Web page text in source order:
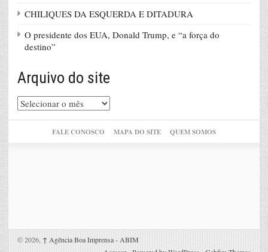
CHILIQUES DA ESQUERDA E DITADURA
O presidente dos EUA, Donald Trump, e “a força do
destino”
Arquivo do site
Arquivo
do
FALE CONOSCO MAPA DO SITE QUEM SOMOS
© 2026, ↑ Agência Boa Imprensa - ABIM